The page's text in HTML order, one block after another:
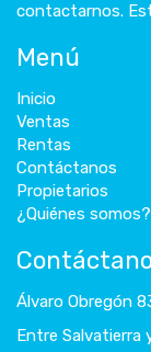
contactarnos.
Menú
Inicio
Ventas
Rentas
Contáctanos
Propietarios
¿Quiénes somos?
Álvaro Obregón
Entre Salvatierra